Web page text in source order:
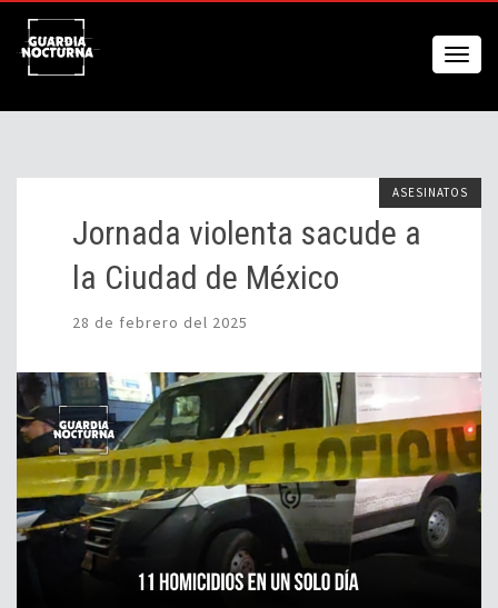
ASESINATOS
Jornada violenta sacude a
la Ciudad de México
28 de febrero del 2025